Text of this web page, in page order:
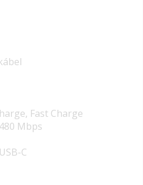
Fast Charge
Mbps
C